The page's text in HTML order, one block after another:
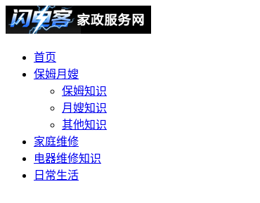
首页
保姆月嫂
保姆知识
月嫂知识
其他知识
家庭维修
电器维修知识
日常生活